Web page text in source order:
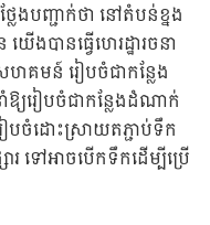
ងបញ្ជាក់ថា នៅតំបន់ខ្នង
ងបានធ្វើហេរដ្ឋារចនា
គមន៍ រៀបចំជាកន្លែង
យរៀបចំជាកន្លែងដំណាក់
បចំដោះស្រាយតភ្ជាប់ទឹក
រ ទៅអាចបើកទឹកដើម្បីប្រើ